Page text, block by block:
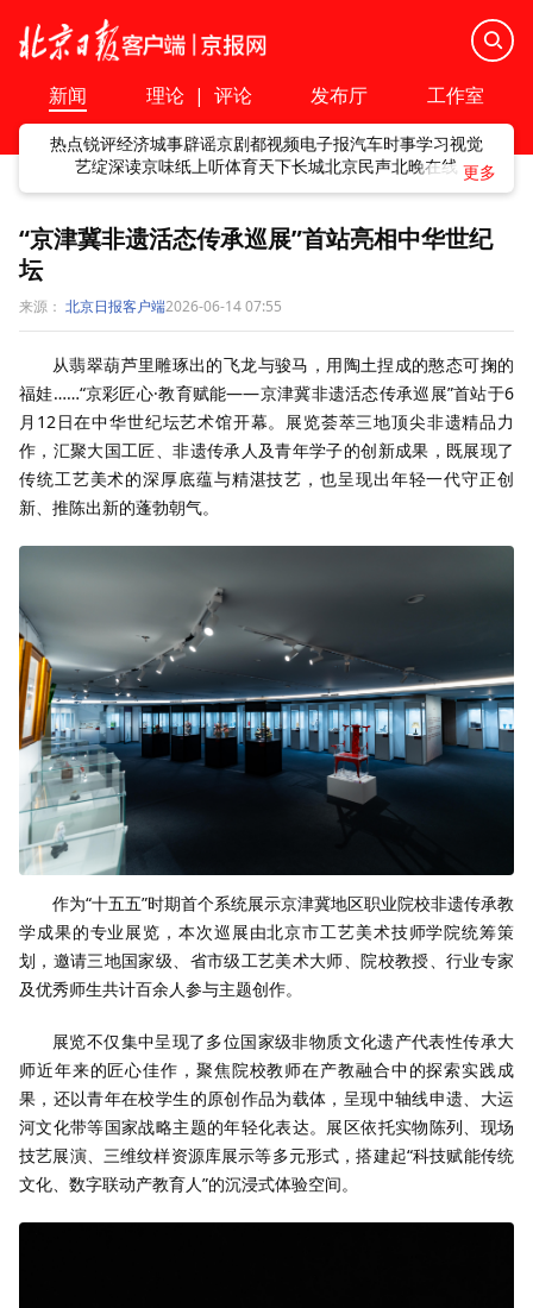
新闻 理论 | 评论 发布厅 工作室
热点锐评经济城事辟谣京剧都视频电子报汽车时事学习视觉
艺绽深读京味纸上听体育天下长城北京民声北晚在线
“京津冀非遗活态传承巡展”首站亮相中华世纪
坛
来源： 北京日报客户端2026-06-14 07:55
从翡翠葫芦里雕琢出的飞龙与骏马，用陶土捏成的憨态可掬的
福娃……“京彩匠心·教育赋能——京津冀非遗活态传承巡展”首站于6
月12日在中华世纪坛艺术馆开幕。展览荟萃三地顶尖非遗精品力
作，汇聚大国工匠、非遗传承人及青年学子的创新成果，既展现了
传统工艺美术的深厚底蕴与精湛技艺，也呈现出年轻一代守正创
新、推陈出新的蓬勃朝气。
作为“十五五”时期首个系统展示京津冀地区职业院校非遗传承教
学成果的专业展览，本次巡展由北京市工艺美术技师学院统筹策
划，邀请三地国家级、省市级工艺美术大师、院校教授、行业专家
及优秀师生共计百余人参与主题创作。
展览不仅集中呈现了多位国家级非物质文化遗产代表性传承大
师近年来的匠心佳作，聚焦院校教师在产教融合中的探索实践成
果，还以青年在校学生的原创作品为载体，呈现中轴线申遗、大运
河文化带等国家战略主题的年轻化表达。展区依托实物陈列、现场
技艺展演、三维纹样资源库展示等多元形式，搭建起“科技赋能传统
文化、数字联动产教育人”的沉浸式体验空间。